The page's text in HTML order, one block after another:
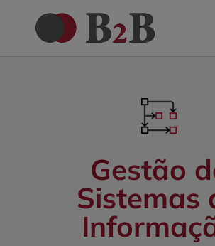
Gestão
Sistemas